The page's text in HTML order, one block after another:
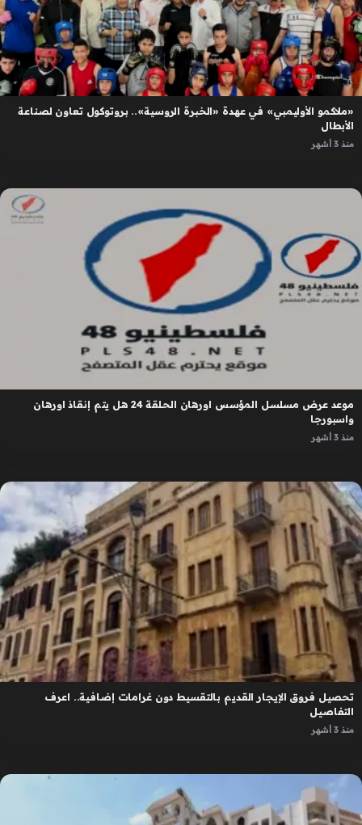
«ملاكمو الأوليمبي» في عهدة «الخبرة الروسية».. بروتوكول تعاون لصناعة
الأبطال
منذ 3 أشهر
موعد عرض مسلسل المؤسس اورهان الحلقة 24 هل يتم إنقاذ اورهان
واسبورجا
منذ 3 أشهر
تحصيل فروق الإيجار القديم بالتقسيط دون غرامات إضافية.. اعرف
التفاصيل
منذ 3 أشهر